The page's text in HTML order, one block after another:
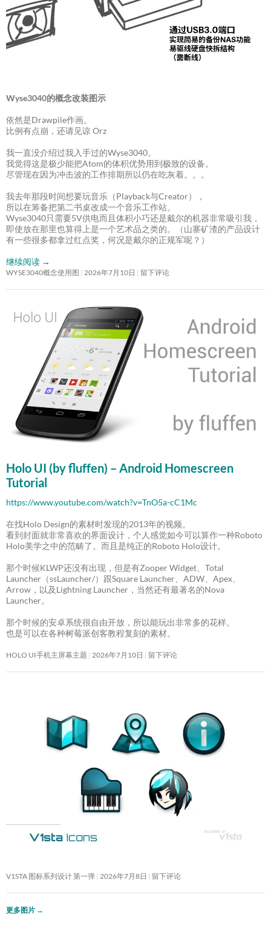
Wyse3040的概念改装图示
依然是Drawpile作画。
比例有点崩，还请见谅 Orz
我一直没介绍过我入手过的Wyse3040。
我觉得这是极少能把Atom的体积优势用到极致的设备。
尽管现在因为冲击波的工作排期所以仍在吃灰着。。。
我去年那段时间想要玩音乐（Playback与Creator），
所以在筹备把第二书桌改成一个音乐工作站。
Wyse3040只需要5V供电而且体积小巧还是戴尔的机器非常吸引我，
即使放在那里也算得上是一个艺术品之类的。（山寨矿渣的产品设计
有一些很多都拿过红点奖，何况是戴尔的正规军呢？）
继续阅读 →
WYSE3040概念使用图 2026年7月10日 留下评论
Holo UI (by fluffen) – Android Homescreen
Tutorial
https://www.youtube.com/watch?v=TnO5a-cC1Mc
在找Holo Design的素材时发现的2013年的视频。
看到封面就非常喜欢的界面设计，个人感觉如今可以算作一种Roboto
Holo美学之中的范畴了。而且是纯正的Roboto Holo设计。
那个时候KLWP还没有出现，但是有Zooper Widget、Total
Launcher（ssLauncher/）跟Square Launcher、ADW、Apex、
Arrow，以及Lightning Launcher，当然还有最著名的Nova
Launcher。
那个时候的安卓系统很自由开放，所以能玩出非常多的花样。
也是可以在各种树莓派创客教程复刻的素材。
HOLO UI手机主屏幕主题 2026年7月10日 留下评论
V1STA 图标系列设计 第一弹 2026年7月8日 留下评论
更多图片 →